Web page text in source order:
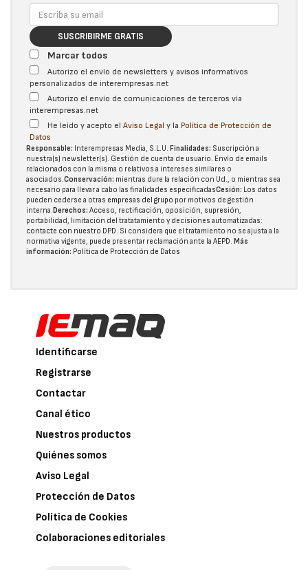
SUSCRIBIRME GRATIS
Marcar todos
Autorizo el envío de newsletters y avisos informativos
personalizados de interempresas.net
Autorizo el envío de comunicaciones de terceros vía
interempresas.net
He leído y acepto el Aviso Legal y la Política de Protección de
Datos
Responsable: Interempresas Media, S.L.U. Finalidades: Suscripción a
nuestra(s) newsletter(s). Gestión de cuenta de usuario. Envío de emails
relacionados con la misma o relativos a intereses similares o
asociados.Conservación: mientras dure la relación con Ud., o mientras sea
necesario para llevar a cabo las finalidades especificadasCesión: Los datos
pueden cederse a otras empresas del grupo por motivos de gestión
interna.Derechos: Acceso, rectificación, oposición, supresión,
portabilidad, limitación del tratatamiento y decisiones automatizadas:
contacte con nuestro DPD. Si considera que el tratamiento no se ajusta a la
normativa vigente, puede presentar reclamación ante la AEPD. Más
información: Política de Protección de Datos
Identificarse
Registrarse
Contactar
Canal ético
Nuestros productos
Quiénes somos
Aviso Legal
Protección de Datos
Política de Cookies
Colaboraciones editoriales